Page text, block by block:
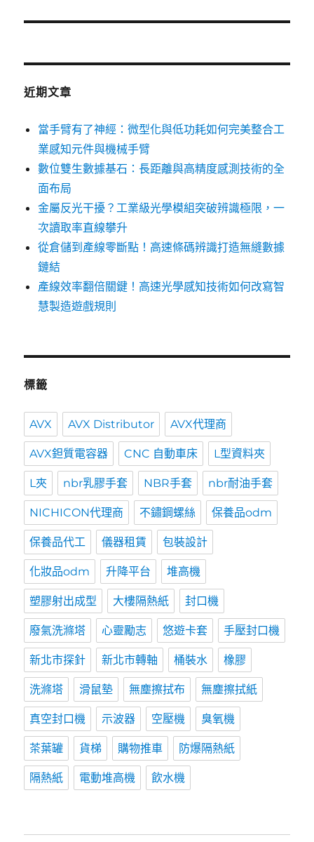
文
近期文章
當手臂有了神經：微型化與低功耗如何完美整合工
業感知元件與機械手臂
數位雙生數據基石：長距離與高精度感測技術的全
面布局
金屬反光干擾？工業級光學模組突破辨識極限，一
次讀取率直線攀升
從倉儲到產線零斷點！高速條碼辨識打造無縫數據
鏈結
產線效率翻倍關鍵！高速光學感知技術如何改寫智
慧製造遊戲規則
標籤
AVX AVX Distributor AVX代理商
AVX鉭質電容器 CNC 自動車床 L型資料夾
L夾 nbr乳膠手套 NBR手套 nbr耐油手套
NICHICON代理商 不鏽鋼螺絲 保養品odm
保養品代工 儀器租賃 包裝設計
化妝品odm 升降平台 堆高機
塑膠射出成型 大樓隔熱紙 封口機
廢氣洗滌塔 心靈勵志 悠遊卡套 手壓封口機
新北市探針 新北市轉軸 桶裝水 橡膠
洗滌塔 滑鼠墊 無塵擦拭布 無塵擦拭紙
真空封口機 示波器 空壓機 臭氧機
茶葉罐 貨梯 購物推車 防爆隔熱紙
隔熱紙 電動堆高機 飲水機